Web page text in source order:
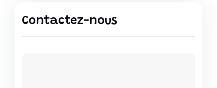
Contactez-nous